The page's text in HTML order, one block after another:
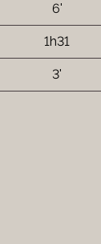
6'
1h31
3'